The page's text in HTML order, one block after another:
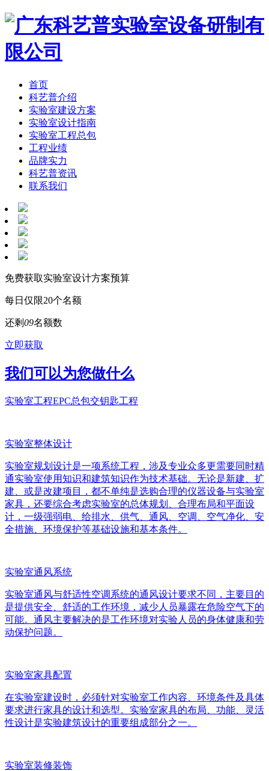
首页
科艺普介绍
实验室建设方案
实验室设计指南
实验室工程总包
工程业绩
品牌实力
科艺普资讯
联系我们
免费获取实验室设计方案预算
每日仅限20个名额
还剩09名额数
立即获取
我们可以为您做什么
实验室工程EPC总包交钥匙工程
实验室整体设计
实验室规划设计是一项系统工程，涉及专业众多更需要同时精
通实验室使用知识和建筑知识作为技术基础。无论是新建、扩
建、或是改建项目，都不单纯是选购合理的仪器设备与实验室
家具，还要综合考虑实验室的总体规划、合理布局和平面设
计，一级强弱电、给排水、供气、通风、空调、空气净化、安
全措施、环境保护等基础设施和基本条件。
实验室通风系统
实验室通风与舒适性空调系统的通风设计要求不同，主要目的
是提供安全、舒适的工作环境，减少人员暴露在危险空气下的
可能。通风主要解决的是工作环境对实验人员的身体健康和劳
动保护问题。
实验室家具配置
在实验室建设时，必须针对实验室工作内容、环境条件及具体
要求进行家具的设计和选型。实验室家具的布局、功能、灵活
性设计是实验建筑设计的重要组成部分之一。
实验室装修装饰